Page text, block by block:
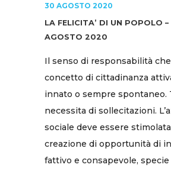
30 AGOSTO 2020
LA FELICITA’ DI UN POPOLO
AGOSTO 2020
Il senso di responsabilità
concetto di cittadinanza
innato o sempre spontaneo.
necessita di sollecitazioni.
sociale deve essere
creazione di opportunità di
fattivo e consapevole,